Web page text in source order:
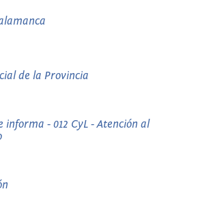
de la Provincia
informa - 012 CyL - Atención al